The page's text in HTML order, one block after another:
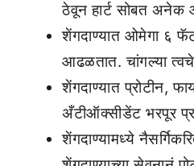
ठेवून हार्ट सोबत अनेक
शेंगदाण्यात ओमेगा ६
आढळतात. चांगल्या
शेंगदाण्यात प्रोटीन,
अँटीऑक्सीडेंट भरपूर
शेंगदाण्यामध्ये